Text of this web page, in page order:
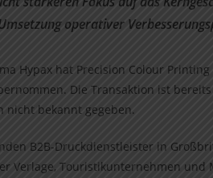
operativer
Hypax hat Precision Colour
Die Transaktion ist
nicht bekannt gegeben.
B2B-Druckdienstleister in
Verlage, Touristikunternehmen und